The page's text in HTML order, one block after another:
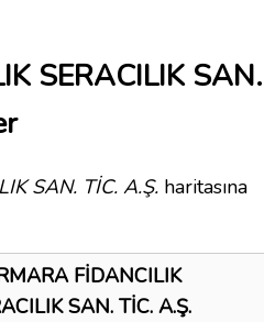
SERACILIK SAN.
SAN. TİC. A.Ş. haritasına
FİDANCILIK
SAN. TİC. A.Ş.